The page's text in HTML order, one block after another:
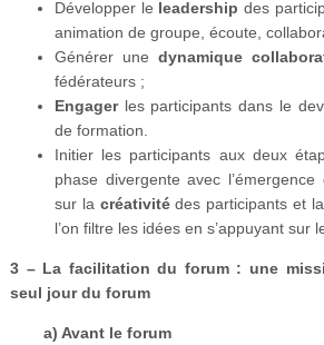
Développer le leadership des
animation de groupe, écoute,
Générer une dynamique
fédérateurs ;
Engagerles participants dans le
de formation.
Initier les participants aux deux
phase divergente avec l’émergence
sur la créativitédes participants et
l’on filtre les idées en s’appuyant sur
3 – La facilitation du forum : une
seul jour du forum
a) Avant le forum